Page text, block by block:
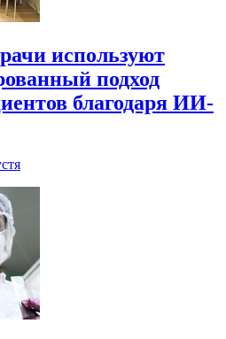
используют
подход
благодаря ИИ-